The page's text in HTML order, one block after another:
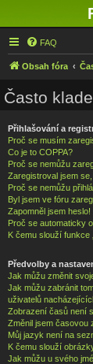
FAQ
Obsah fóra
Často
Přihlašování a
Proč se musím
Co je to COPPA?
Proč se nemůžu
Zaregistroval jsem
Proč se nemůžu
Byl jsem ve fóru
Zapomněl jsem heslo!
Proč se automaticky
K čemu slouží funkce
Předvolby a
Jak můžu změnit
Jak můžu zabránit
uživatelů
Zobrazení časů není
Změnil jsem časovou
Můj jazyk není na
K čemu slouží
Jak můžu u svého